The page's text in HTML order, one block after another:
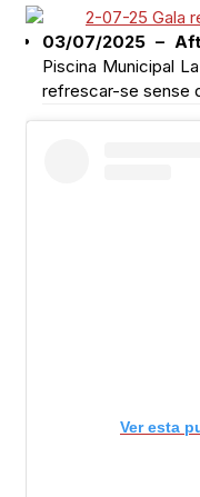
03/07/2025 –
Piscina Municipal
refrescar-se sense
Ver esta